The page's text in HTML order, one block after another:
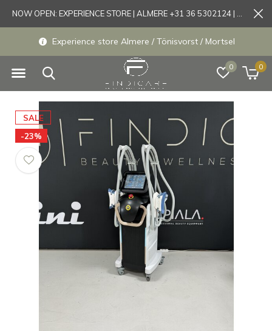
0 0
Experience store Almere / Tönisvorst / Mortsel
SALE
-23%